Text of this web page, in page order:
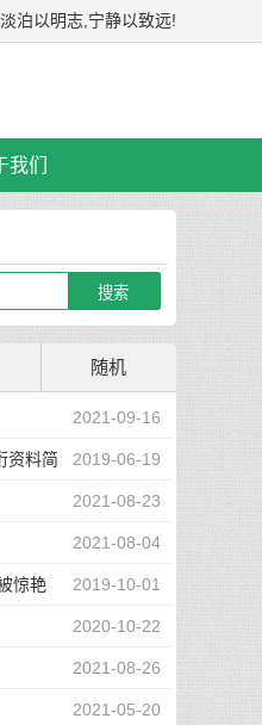
淡泊以明志,宁静以致远!
我们
随机
2021-09-16
2019-06-19
资料简
2021-08-23
2021-08-04
2019-10-01
惊艳
2020-10-22
2021-08-26
2021-05-20